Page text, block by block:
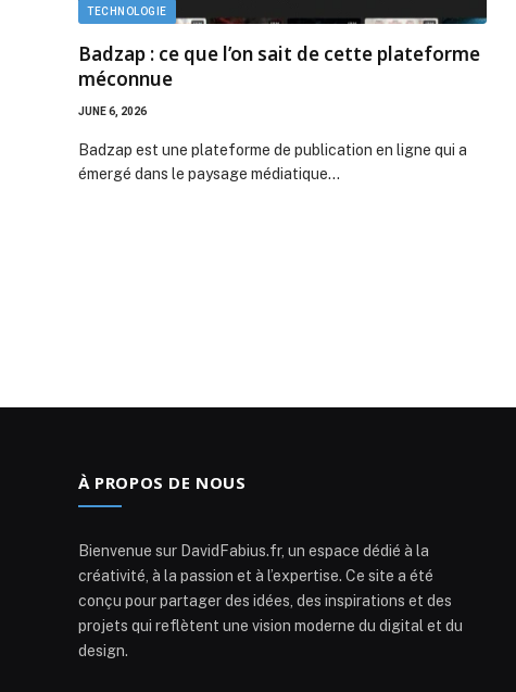
TECHNOLOGIE
Badzap : ce que l’on sait de cette plateforme
méconnue
JUNE 6, 2026
Badzap est une plateforme de publication en ligne qui a
émergé dans le paysage médiatique…
À PROPOS DE NOUS
Bienvenue sur DavidFabius.fr, un espace dédié à la
créativité, à la passion et à l’expertise. Ce site a été
conçu pour partager des idées, des inspirations et des
projets qui reflètent une vision moderne du digital et du
design.